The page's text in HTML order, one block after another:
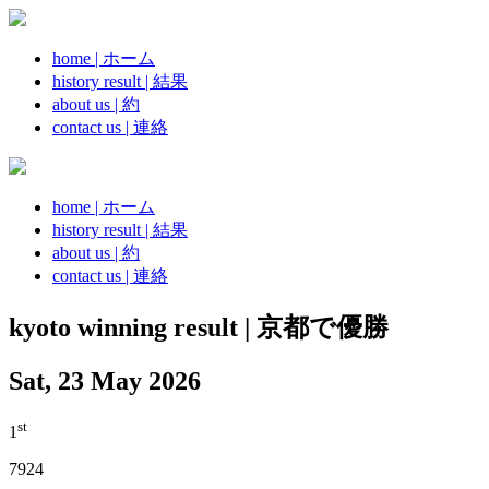
home | ホーム
history result | 結果
about us | 約
contact us | 連絡
home | ホーム
history result | 結果
about us | 約
contact us | 連絡
kyoto winning result | 京都で優勝
Sat, 23 May 2026
1 st
7924